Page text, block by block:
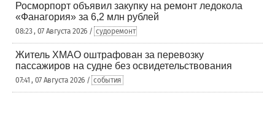
Росморпорт объявил закупку на ремонт ледокола
«Фанагория» за 6,2 млн рублей
08:23 , 07 Августа 2026 / судоремонт
Житель ХМАО оштрафован за перевозку
пассажиров на судне без освидетельствования
07:41 , 07 Августа 2026 / события